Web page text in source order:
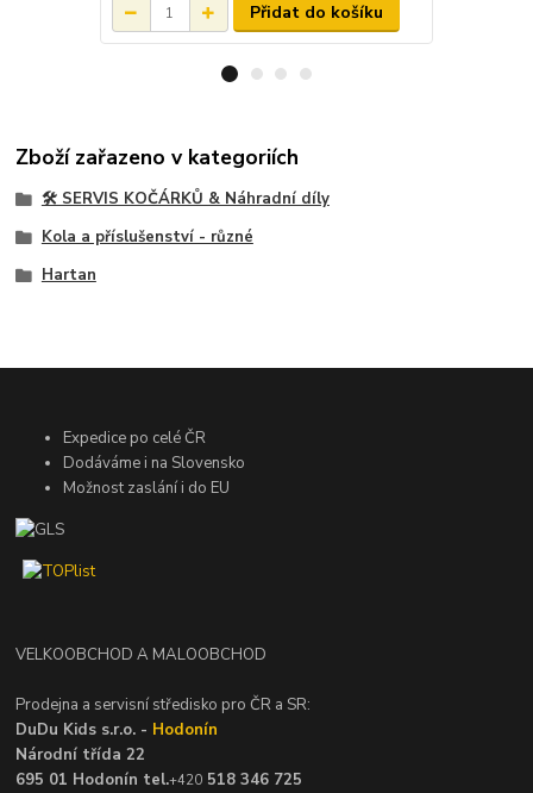
Přidat do košíku
Zboží zařazeno v kategoriích
🛠️ SERVIS KOČÁRKŮ & Náhradní díly
Kola a příslušenství - různé
Hartan
Expedice po celé ČR
Dodáváme i na Slovensko
Možnost zaslání i do EU
VELKOOBCHOD A MALOOBCHOD
Prodejna a servisní středisko pro ČR a SR:
DuDu Kids s.r.o. - Hodonín
Národní třída 22
695 01 Hodonín tel.+420 518 346 725